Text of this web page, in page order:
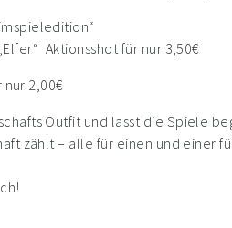
Aktionsshot für nur 3,50€
nur 2,00€
Outfit und lasst die Spiele
zählt – alle für einen und einer